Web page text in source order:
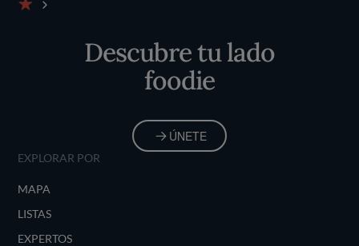
Descubre tu lado
foodie
ÚNETE
EXPLORAR POR
MAPA
LISTAS
EXPERTOS